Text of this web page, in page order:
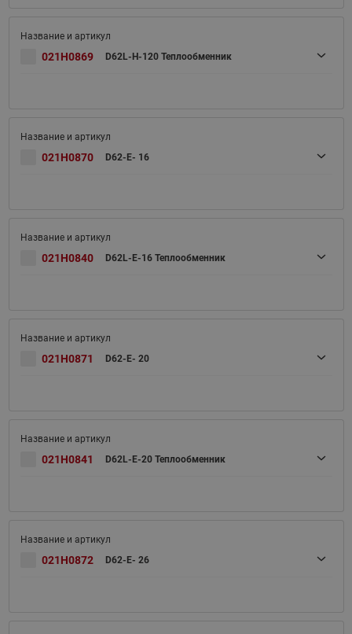
021H0869 D62L-H-120 Теплообменник
021H0870 D62-E- 16
021H0840 D62L-E-16 Теплообменник
021H0871 D62-E- 20
021H0841 D62L-E-20 Теплообменник
021H0872 D62-E- 26